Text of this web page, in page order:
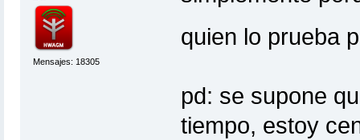
Mensajes: 18305
quien lo prueba
pd: se supone
tiempo, estoy